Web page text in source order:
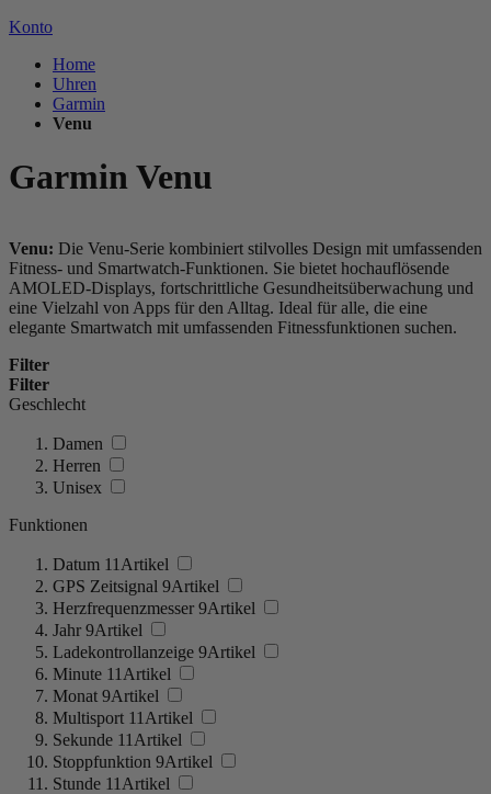
Konto
Home
Uhren
Garmin
Venu
Garmin Venu
Venu: Die Venu-Serie kombiniert stilvolles Design mit umfassenden
Fitness- und Smartwatch-Funktionen. Sie bietet hochauflösende
AMOLED-Displays, fortschrittliche Gesundheitsüberwachung und
eine Vielzahl von Apps für den Alltag. Ideal für alle, die eine
elegante Smartwatch mit umfassenden Fitnessfunktionen suchen.
Filter
Filter
Geschlecht
Damen
Herren
Unisex
Funktionen
Datum 11 Artikel
GPS Zeitsignal 9Artikel
Herzfrequenzmesser 9Artikel
Jahr 9Artikel
Ladekontrollanzeige 9Artikel
Minute 11 Artikel
Monat 9Artikel
Multisport 11 Artikel
Sekunde 11 Artikel
Stoppfunktion 9Artikel
Stunde 11 Artikel